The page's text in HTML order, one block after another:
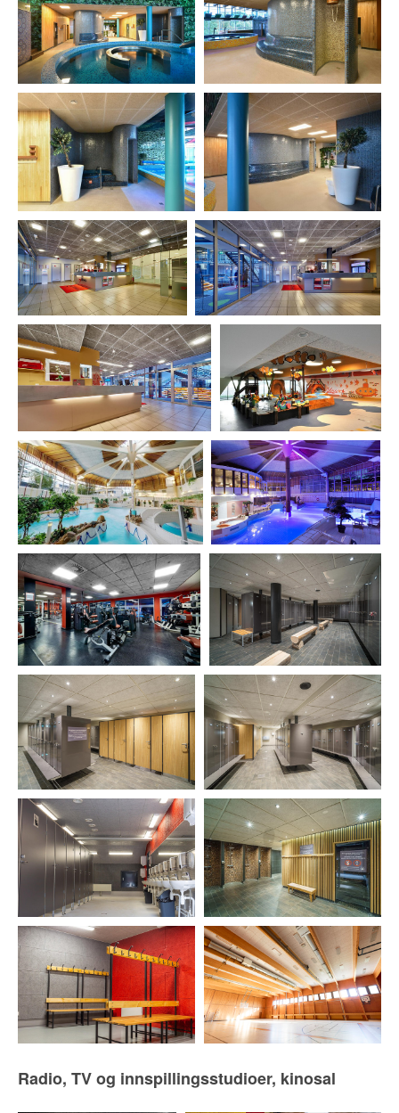
Radio, TV og innspillingsstudioer, kinosal